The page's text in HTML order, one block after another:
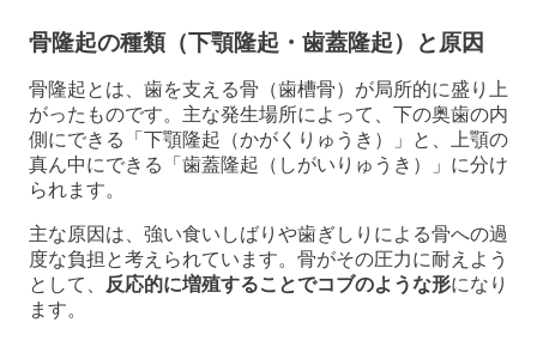
骨隆起の種類（下顎隆起・歯蓋隆起）と原因
骨隆起とは、歯を支える骨（歯槽骨）が局所的に盛り上
がったものです。主な発生場所によって、下の奥歯の内
側にできる「下顎隆起（かがくりゅうき）」と、上顎の
真ん中にできる「歯蓋隆起（しがいりゅうき）」に分け
られます。
主な原因は、強い食いしばりや歯ぎしりによる骨への過
度な負担と考えられています。骨がその圧力に耐えよう
として、
反応的に増殖することでコブのような形になり
ます。